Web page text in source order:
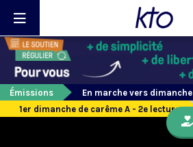
Émissions
En marche vers dimanche
1er dimanche de carême A - 2e lecture